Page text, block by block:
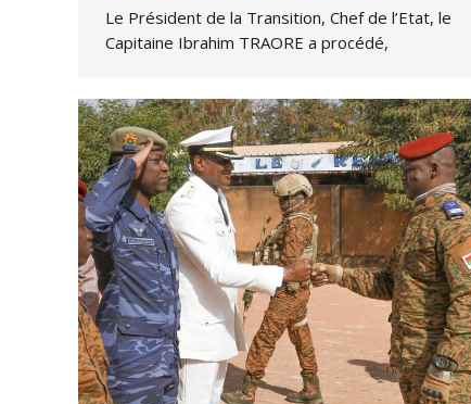
Le Président de la Transition, Chef de l’Etat, le
Capitaine Ibrahim TRAORE a procédé,